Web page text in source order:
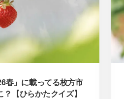
春」に載ってる枚方市
【ひらかたクイズ】